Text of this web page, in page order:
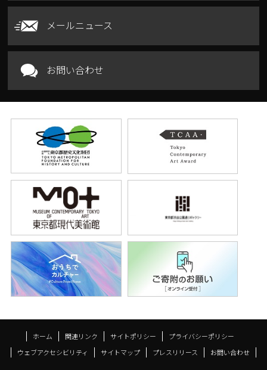
メールニュース
お問い合わせ
ホーム 関連リンク サイトポリシー
プライバシーポリシー
ウェブアクセシビリティ
サイトマップ プレスリリース お問い合わせ